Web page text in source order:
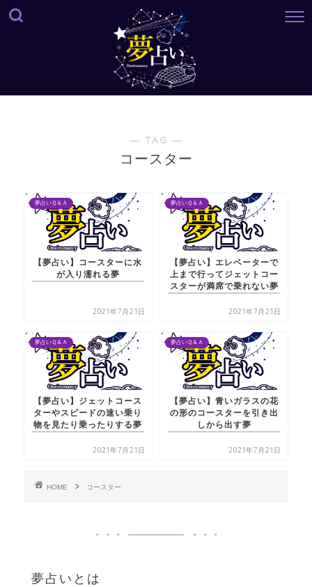
― TAG ―
コースター
夢占いＱ＆Ａ
【夢占い】コースターに水
が入り濡れる夢
2021年7月21日
夢占いＱ＆Ａ
【夢占い】エレベーターで
上まで行ってジェットコー
スターが満席で乗れない夢
2021年7月21日
夢占いＱ＆Ａ
【夢占い】ジェットコース
ターやスピードの速い乗り
物を見たり乗ったりする夢
2021年7月21日
夢占いＱ＆Ａ
【夢占い】青いガラスの花
の形のコースターを引き出
しから出す夢
2021年7月21日
HOME コースター
夢占いとは